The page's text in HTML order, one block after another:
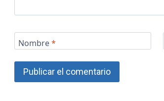
Nombre*